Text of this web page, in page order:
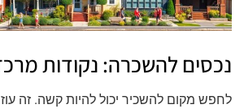
נכסים להשכרה: נקודות
לחפש מקום להשכיר יכול להיות קשה. זה